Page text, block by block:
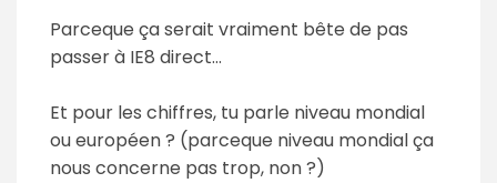
Parceque ça serait vraiment bête de pas
passer à IE8 direct...
Et pour les chiffres, tu parle niveau mondial
ou européen ? (parceque niveau mondial ça
nous concerne pas trop, non ?)